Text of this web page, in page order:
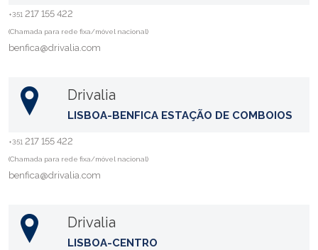
+351 217 155 422
(Chamada para rede fixa/móvel nacional)
benfica@drivalia.com
Drivalia
LISBOA-BENFICA ESTAÇÃO DE COMBOIOS
+351 217 155 422
(Chamada para rede fixa/móvel nacional)
benfica@drivalia.com
Drivalia
LISBOA-CENTRO